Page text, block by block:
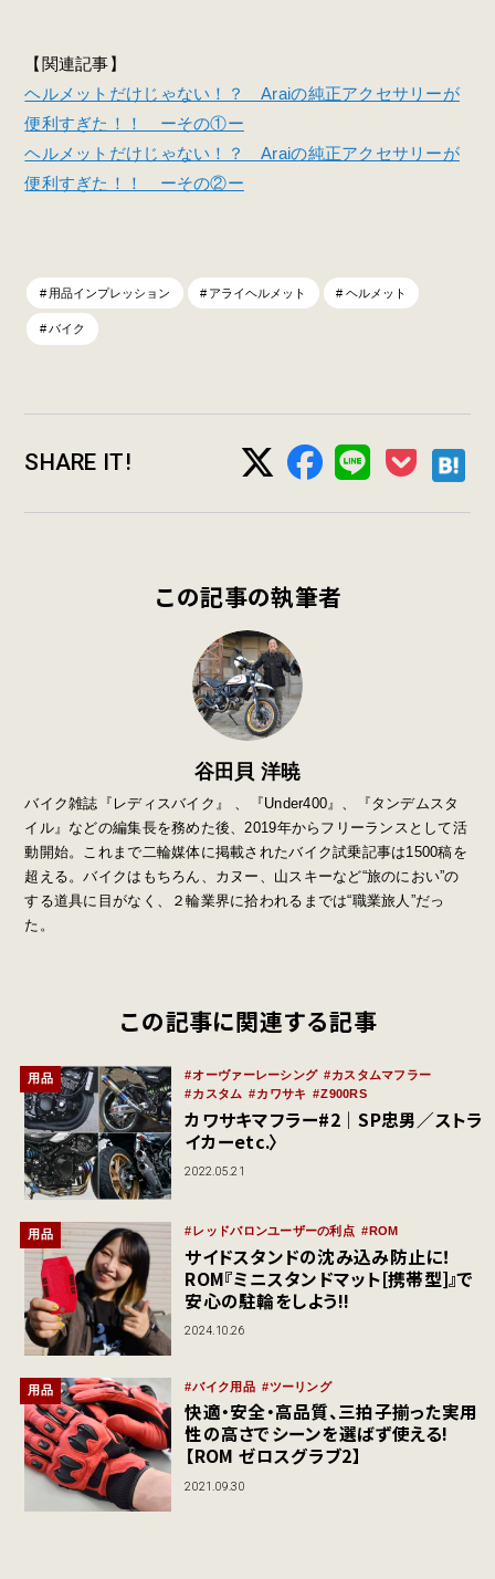
【関連記事】
ヘルメットだけじゃない！？ Araiの純正アクセサリーが
便利すぎた！！ ーその①ー
ヘルメットだけじゃない！？ Araiの純正アクセサリーが
便利すぎた！！ ーその②ー
用品インプレッション アライヘルメット ヘルメット
バイク
SHARE IT!
この記事の執筆者
谷田貝 洋暁
バイク雑誌『レディスバイク』 、『Under400』、『タンデムスタ
イル』などの編集長を務めた後、2019年からフリーランスとして活
動開始。これまで二輪媒体に掲載されたバイク試乗記事は1500稿を
超える。バイクはもちろん、カヌー、山スキーなど“旅のにおい”の
する道具に目がなく、２輪業界に拾われるまでは“職業旅人”だっ
た。
この記事に関連する記事
用品 オーヴァーレーシング
カスタムマフラー
カスタム
カワサキ Z900RS
カワサキマフラー#2｜SP忠男／ストラ
イカーetc.〉
2022.05.21
用品 レッドバロンユーザーの利点 ROM
サイドスタンドの沈み込み防止に！
ROM『ミニスタンドマット[携帯型]』で
安心の駐輪をしよう!!
2024.10.26
用品 バイク用品 ツーリング
快適・安全・高品質、三拍子揃った実用
性の高さでシーンを選ばず使える!
【ROM ゼロスグラブ2】
2021.09.30